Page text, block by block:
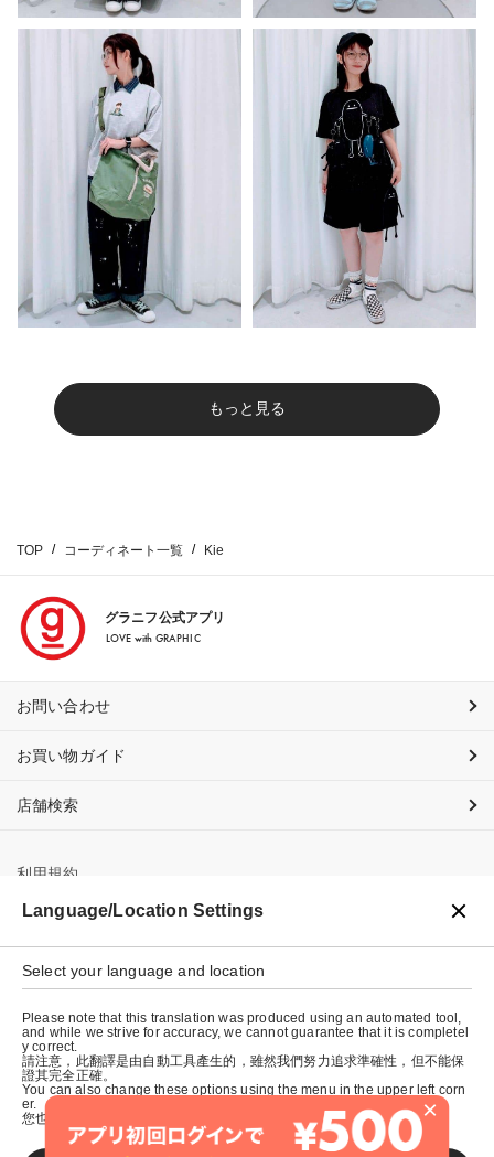
もっと見る
TOP コーディネート一覧 Kie
グラニフ公式アプリ
LOVE with GRAPHIC
お問い合わせ
お買い物ガイド
店舗検索
利用規約
プライバシーポリシー
特定商取引法に基づく表示
会社概要
×
Language/Location Settings
Select your language and location
Please note that this translation was produced using an automated tool,
and while we strive for accuracy, we cannot guarantee that it is completel
y correct.
請注意，此翻譯是由自動工具產生的，雖然我們努力追求準確性，但不能保
證其完全正確。
You can also change these options using the menu in the upper left corn
er.
您也可以使用左上角的選單來更改這些選項。